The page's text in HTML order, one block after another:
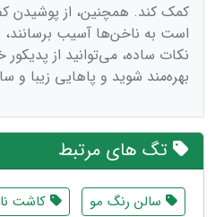
کمک کند. همچنین، از
است به ناخن‌ها آسیب برسانند،
نکات ساده، می‌توانید از
بهره‌مند شوید و پاهایی زیبا و
تگ های مرتبط
سالن رنگ مو کاشت